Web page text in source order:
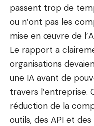
passent trop de
ou n’ont pas les
mise en œuvre de
Le rapport a
organisations
une IA avant de
travers l’entreprise.
réduction de la
outils, des API et